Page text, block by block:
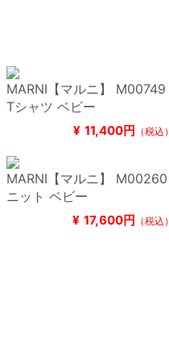
MARNI【マルニ】 M00749
Tシャツ ベビー
¥ 11,400円 （税込）
MARNI【マルニ】 M00260
ニット ベビー
¥ 17,600円 （税込）